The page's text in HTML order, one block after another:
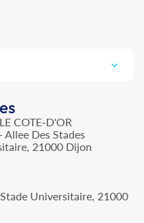
COTE-D'OR
Des Stades
21000 Dijon
Universitaire, 21000